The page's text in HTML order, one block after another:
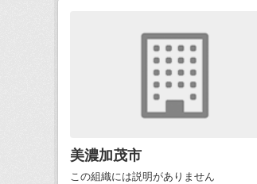
美濃加茂市
この組織には説明がありません